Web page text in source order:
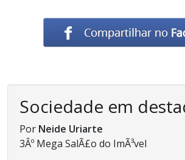
Sociedade em
Por Neide Uriarte
3Âº Mega SalÃ£o do ImÃ³vel